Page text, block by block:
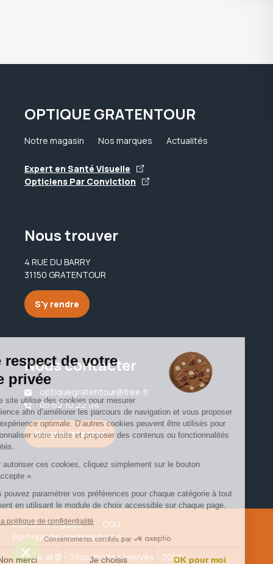
OPTIQUE GRATENTOUR
Notre magasin Nos marques Actualités
Expert en Santé Visuelle
Opticiens Par Conviction
Nous trouver
4 RUE DU BARRY
31150 GRATENTOUR
S'y rendre
Nous contacter
optiquegratentour@free.fr
05 62 10 22 64
Nous contacter
Mentions légales
CGU
Politique de confidentialité
Groupe all © - Tous droits réservés - 2026